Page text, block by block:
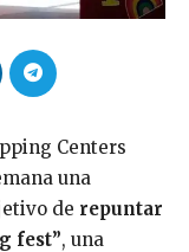
Centers
una
de repuntar
fest”, una